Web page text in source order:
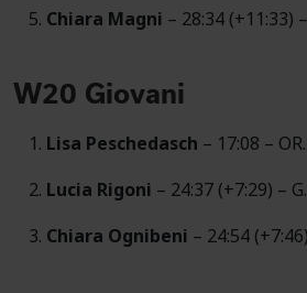
Chiara Magni – 28:34 (+11:33)
W20 Giovani
Lisa Peschedasch – 17:08 –
Lucia Rigoni – 24:37 (+7:29) –
Chiara Ognibeni – 24:54